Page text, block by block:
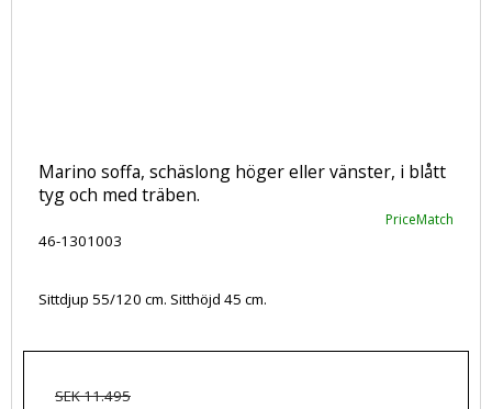
Marino soffa, schäslong höger eller vänster, i blått
tyg och med träben.
PriceMatch
46-1301003
Sittdjup 55/120 cm. Sitthöjd 45 cm.
SEK 11.495